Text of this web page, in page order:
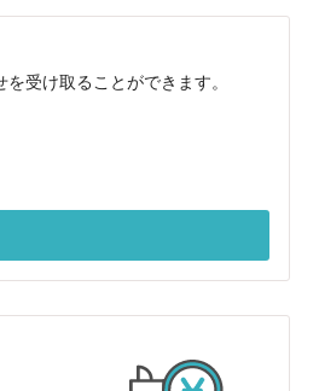
受け取ることができます。